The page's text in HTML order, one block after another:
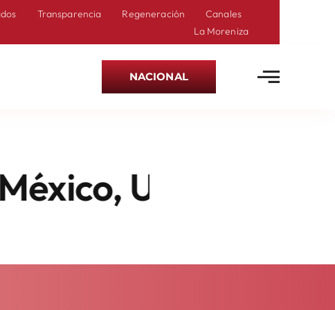
Transparencia Regeneración
Canales
La Moreniza
NACIONAL
Destino Hecho